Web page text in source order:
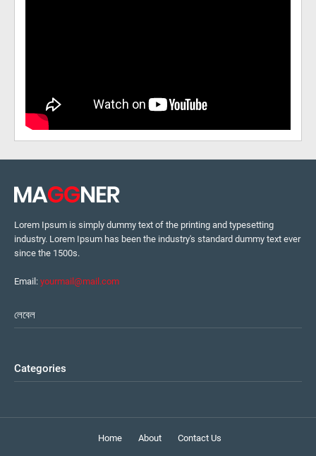
Lorem Ipsum is simply dummy text of the printing and typesetting
industry. Lorem Ipsum has been the industry's standard dummy text ever
since the 1500s.
Email: yourmail@mail.com
লেবেল
Categories
Home About Contact Us